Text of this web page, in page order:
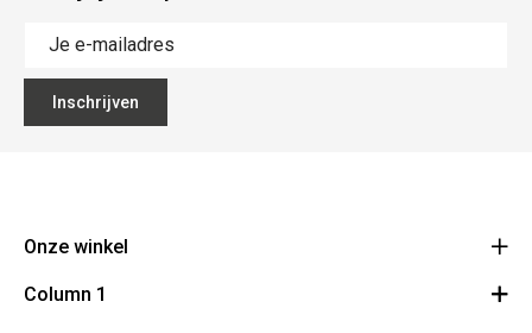
Inschrijven
Onze winkel
Bouchons Leclercq
Column 1